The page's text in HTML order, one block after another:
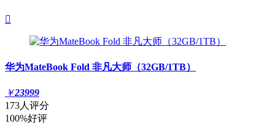

华为MateBook Fold 非凡大师（32GB/1TB）
￥23999
173人评分
100%好评